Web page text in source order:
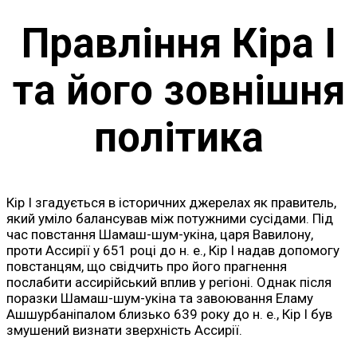
Правління Кіра I
та його зовнішня
політика
Кір I згадується в історичних джерелах як правитель,
який уміло балансував між потужними сусідами. Під
час повстання Шамаш-шум-укіна, царя Вавилону,
проти Ассирії у 651 році до н. е., Кір I надав допомогу
повстанцям, що свідчить про його прагнення
послабити ассирійський вплив у регіоні. Однак після
поразки Шамаш-шум-укіна та завоювання Еламу
Ашшурбаніпалом близько 639 року до н. е., Кір I був
змушений визнати зверхність Ассирії.